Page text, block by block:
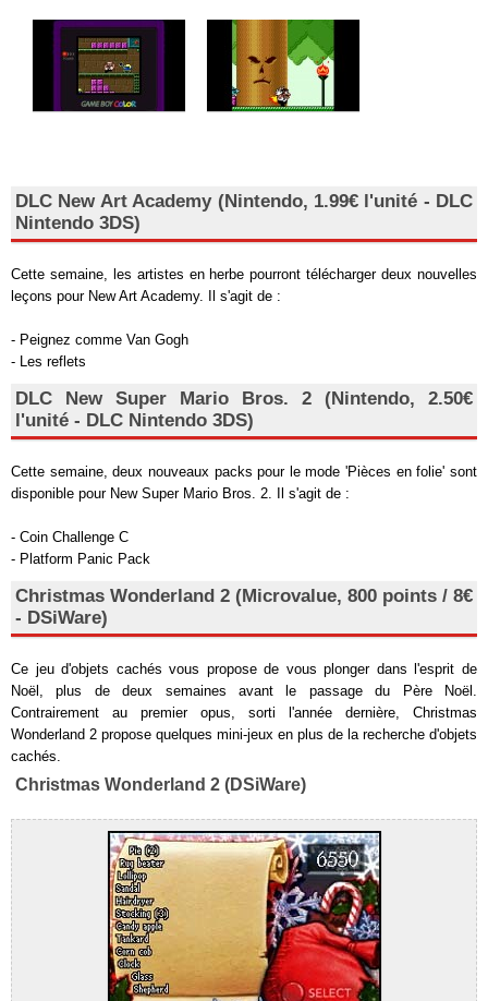
DLC New Art Academy (Nintendo, 1.99€ l'unité - DLC
Nintendo 3DS)
Cette semaine, les artistes en herbe pourront télécharger deux nouvelles
leçons pour New Art Academy. Il s'agit de :
- Peignez comme Van Gogh
- Les reflets
DLC New Super Mario Bros. 2 (Nintendo, 2.50€
l'unité - DLC Nintendo 3DS)
Cette semaine, deux nouveaux packs pour le mode 'Pièces en folie' sont
disponible pour New Super Mario Bros. 2. Il s'agit de :
- Coin Challenge C
- Platform Panic Pack
Christmas Wonderland 2 (Microvalue, 800 points / 8€
- DSiWare)
Ce jeu d'objets cachés vous propose de vous plonger dans l'esprit de
Noël, plus de deux semaines avant le passage du Père Noël.
Contrairement au premier opus, sorti l'année dernière, Christmas
Wonderland 2 propose quelques mini-jeux en plus de la recherche d'objets
cachés.
Christmas Wonderland 2 (DSiWare)